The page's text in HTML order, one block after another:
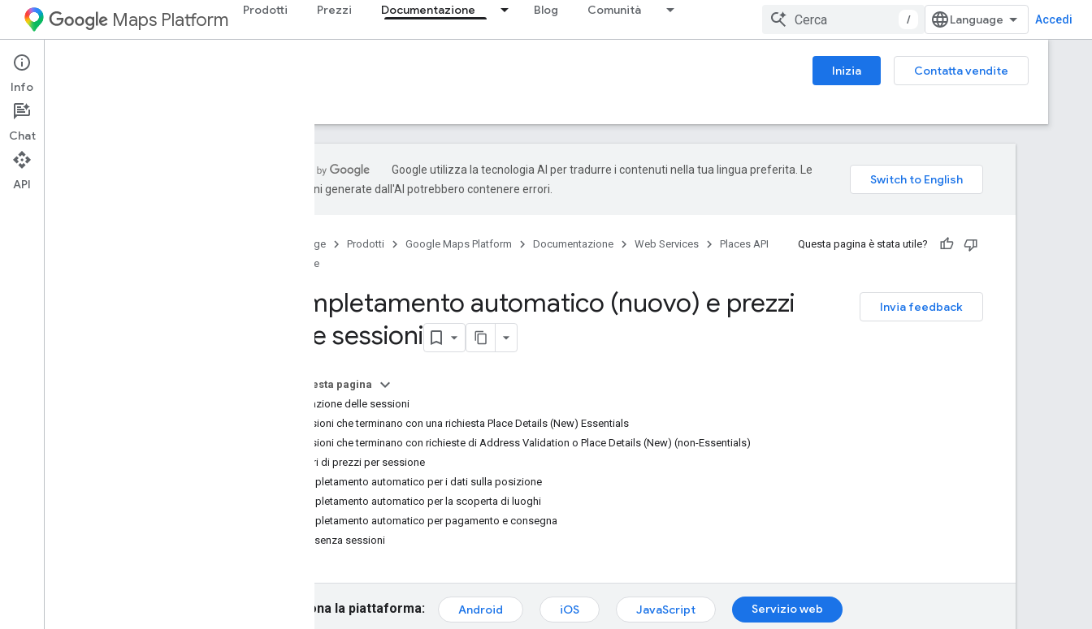
Maps Platform Prodotti Prezzi Documentazione Blog Comunità
/ Accedi
Web Services Inizia
Contatta vendite
Guide
Google utilizza la tecnologia AI per tradurre i contenuti nella tua lingua preferita. Le
traduzioni generate dall'AI potrebbero contenere errori.
Home page Prodotti Google Maps Platform Documentazione Web Services
Places API
Guide
Questa pagina è stata utile?
Invia feedback
Completamento automatico (nuovo) e prezzi
delle sessioni
Su questa pagina
Fatturazione delle sessioni
Sessioni che terminano con una richiesta Place Details (New) Essentials
Sessioni che terminano con richieste di Address Validation o Place Details (New) (non-Essentials)
Scenari di prezzi per sessione
Completamento automatico per i dati sulla posizione
Completamento automatico per la scoperta di luoghi
Completamento automatico per pagamento e consegna
Prezzi senza sessioni
Seleziona la piattaforma: Android iOS JavaScript Servizio web
Info
Chat
API